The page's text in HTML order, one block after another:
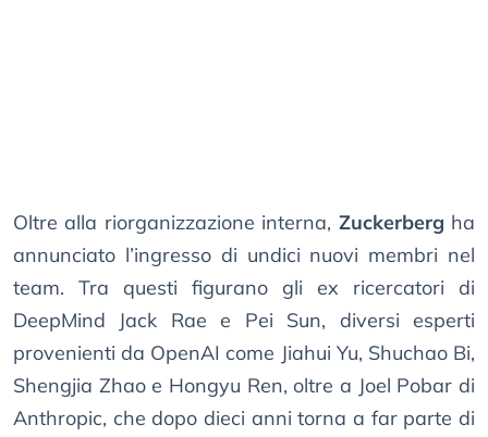
Oltre alla riorganizzazione interna, Zuckerberg ha
annunciato l’ingresso di undici nuovi membri nel
team. Tra questi figurano gli ex ricercatori di
DeepMind Jack Rae e Pei Sun, diversi esperti
provenienti da OpenAI come Jiahui Yu, Shuchao Bi,
Shengjia Zhao e Hongyu Ren, oltre a Joel Pobar di
Anthropic, che dopo dieci anni torna a far parte di